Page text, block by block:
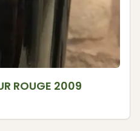
ROUGE 2009